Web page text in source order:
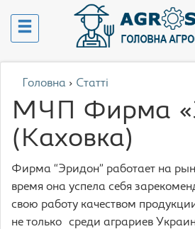
Головна › Статті
МЧП Фирма
(Каховка)
Фирма “Эридон” работает на
время она успела себя
свою работу качеством
не только среди аграриев